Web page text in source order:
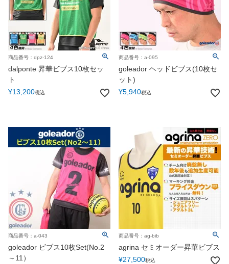
商品番号：dpz-124
dalponte 昇華ビブス10枚セッ
ト
¥13,200税込
商品番号：a-095
goleador ヘッドビブス(10枚セ
ット)
¥5,940税込
商品番号：a-043
goleador ビブス10枚Set(No.2
～11）
商品番号：ag-bib
agrina セミオーダー昇華ビブス
¥27,500税込